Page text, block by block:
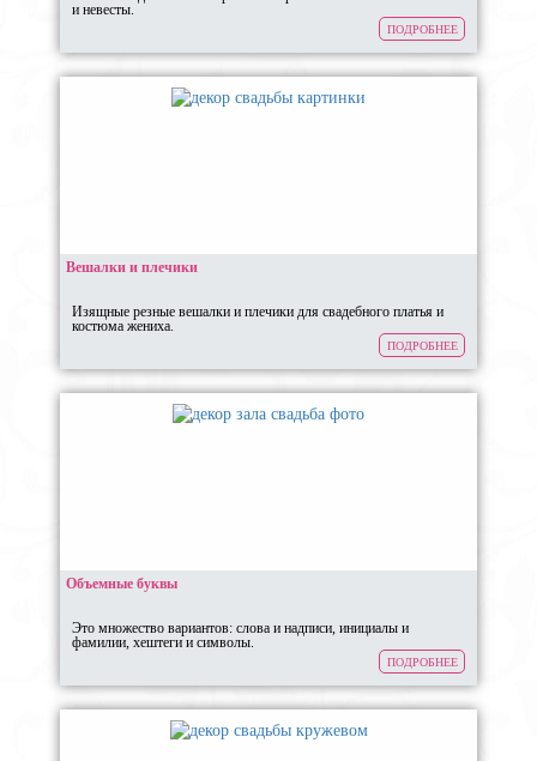
и невесты.
ПОДРОБНЕЕ
Вешалки и плечики
Изящные резные вешалки и плечики для свадебного платья и
костюма жениха.
ПОДРОБНЕЕ
Объемные буквы
Это множество вариантов: слова и надписи, инициалы и
фамилии, хештеги и символы.
ПОДРОБНЕЕ